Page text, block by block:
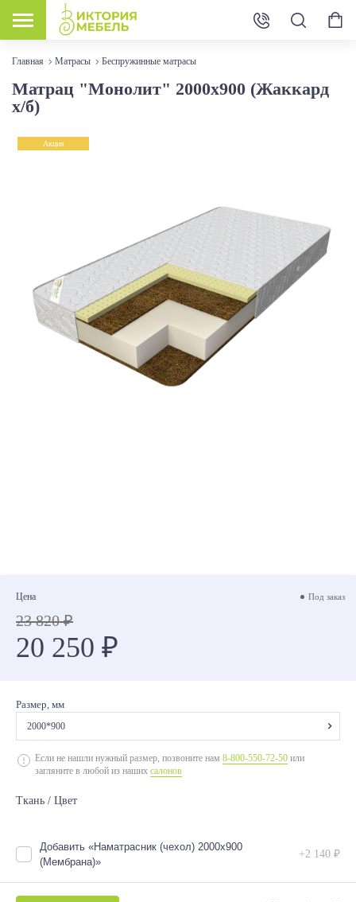
Главная Матрасы Беспружинные матрасы
Матрац "Монолит" 2000х900 (Жаккард
х/б)
Акция
Цена Под заказ
23 820 ₽
20 250 ₽
Размер, мм
2000*900
2000*700
2000*900
2000*1400
2000*1600
Если не нашли нужный размер, позвоните нам 8-800-550-72-50 или
загляните в любой из наших салонов
Ткань / Цвет
Добавить «Наматрасник (чехол) 2000х900
(Мембрана)»
+2 140 ₽